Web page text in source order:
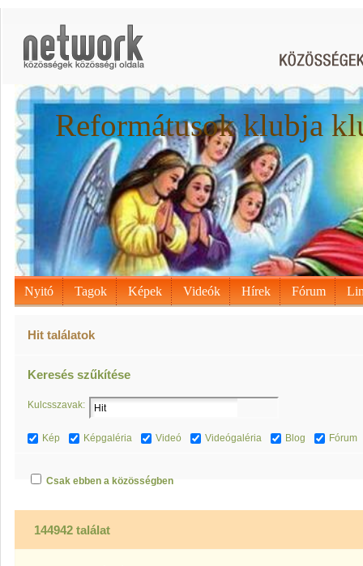
Reformátusok klubja
Nyitó Tagok Képek Videók Hírek Fórum
Hit találatok
Keresés szűkítése
Kulcsszavak:
Kép Képgaléria Videó Videógaléria Blog Fórum
Csak ebben a közösségben
144942 találat